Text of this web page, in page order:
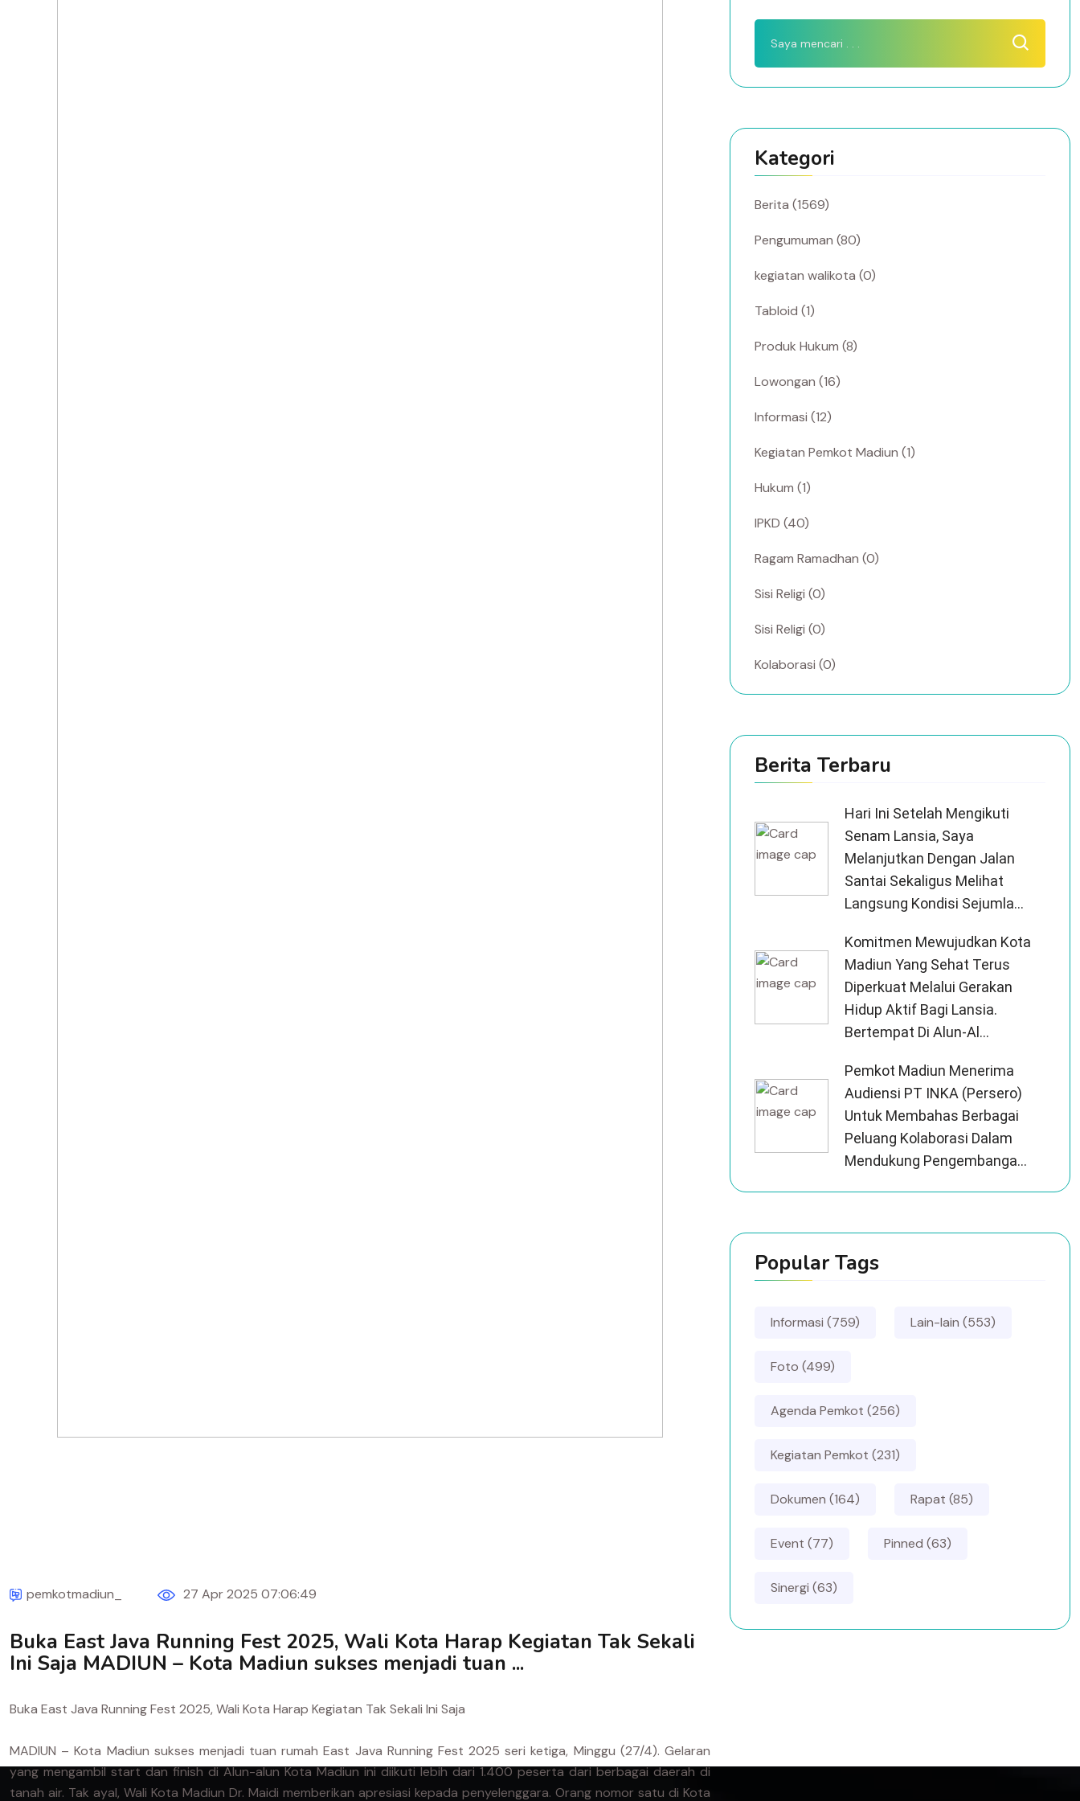
pemkotmadiun_ 27 Apr 2025 07:06:49
Buka East Java Running Fest 2025, Wali Kota Harap Kegiatan Tak Sekali
Ini Saja MADIUN – Kota Madiun sukses menjadi tuan ...
Buka East Java Running Fest 2025, Wali Kota Harap Kegiatan Tak Sekali Ini Saja
MADIUN – Kota Madiun sukses menjadi tuan rumah East Java Running Fest 2025 seri ketiga, Minggu (27/4). Gelaran
yang mengambil start dan finish di Alun-alun Kota Madiun ini diikuti lebih dari 1.400 peserta dari berbagai daerah di
tanah air. Tak ayal, Wali Kota Madiun Dr. Maidi memberikan apresiasi kepada penyelenggara. Orang nomor satu di Kota
Kategori
Berita (1569)
Pengumuman (80)
kegiatan walikota (0)
Tabloid (1)
Produk Hukum (8)
Lowongan (16)
Informasi (12)
Kegiatan Pemkot Madiun (1)
Hukum (1)
IPKD (40)
Ragam Ramadhan (0)
Sisi Religi (0)
Sisi Religi (0)
Kolaborasi (0)
Berita Terbaru
Hari Ini Setelah Mengikuti
Senam Lansia, Saya
Melanjutkan Dengan Jalan
Santai Sekaligus Melihat
Langsung Kondisi Sejumla...
Komitmen Mewujudkan Kota
Madiun Yang Sehat Terus
Diperkuat Melalui Gerakan
Hidup Aktif Bagi Lansia.
Bertempat Di Alun-Al...
Pemkot Madiun Menerima
Audiensi PT INKA (Persero)
Untuk Membahas Berbagai
Peluang Kolaborasi Dalam
Mendukung Pengembanga...
Popular Tags
Informasi (759) Lain-lain (553)
Foto (499)
Agenda Pemkot (256)
Kegiatan Pemkot (231)
Dokumen (164) Rapat (85)
Event (77) Pinned (63)
Sinergi (63)